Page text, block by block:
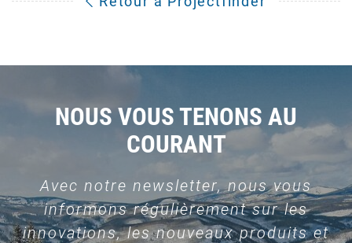
NOUS VOUS TENONS AU
COURANT
Avec notre newsletter, nous vous
informons régulièrement sur les
innovations, les nouveaux produits et